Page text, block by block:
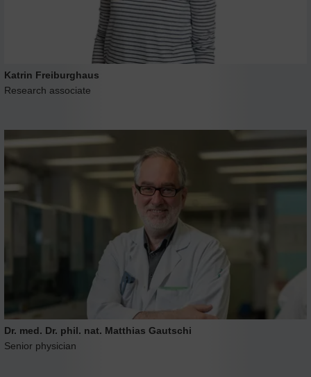
Katrin Freiburghaus
Research associate
Dr. med. Dr. phil. nat. Matthias Gautschi
Senior physician